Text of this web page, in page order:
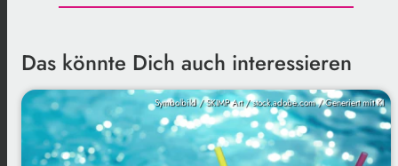
Das könnte Dich auch interessieren
Symbolbild / SKIMP Art / stock.adobe.com / Generiert mit KI